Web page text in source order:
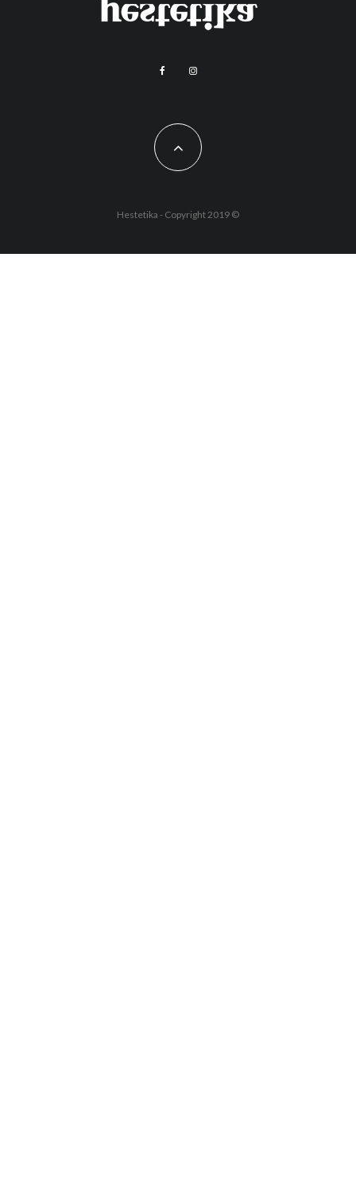
Hestetika - Copyright 2019 ©